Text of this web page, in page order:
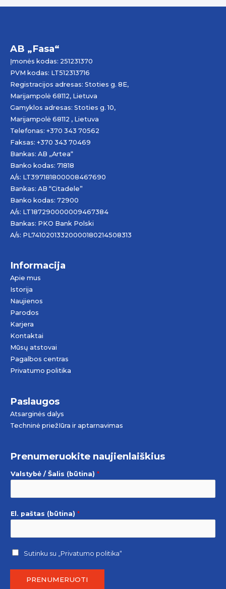
AB „Fasa“
Įmonės kodas: 251231370
PVM kodas: LT512313716
Registracijos adresas: Stoties g. 8E,
Marijampolė 68112, Lietuva
Gamyklos adresas: Stoties g. 10,
Marijampolė 68112 , Lietuva
Telefonas: +370 343 70562
Faksas: +370 343 70469
Bankas: AB „Artea“
Banko kodas: 71818
A/s: LT397181800008467690
Bankas: AB “Citadele”
Banko kodas: 72900
A/s: LT187290000009467384
Bankas: PKO Bank Polski
A/s: PL74102013320000180214508313
Informacija
Apie mus
Istorija
Naujienos
Parodos
Karjera
Kontaktai
Mūsų atstovai
Pagalbos centras
Privatumo politika
Paslaugos
Atsarginės dalys
Techninė priežIūra ir aptarnavimas
Prenumeruokite naujienlaiškius
Valstybė / Šalis (būtina) *
El. paštas (būtina) *
Sutinku su „Privatumo politika“
PRENUMERUOTI